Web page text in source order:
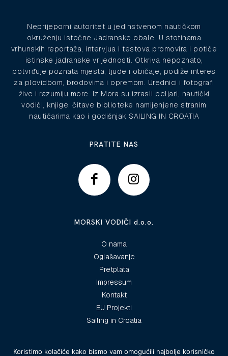
Neprijeporni autoritet u jedinstvenom nautičkom
okruženju istočne Jadranske obale. U stotinama
vrhunskih reportaža, intervjua i testova promovira i potiče
istinske jadranske vrijednosti. Otkriva nepoznato,
potvrđuje poznata mjesta, ljude i običaje, podiže interes
za plovidbom, brodovima i opremom. Urednici i fotografi
žive i razumiju more. Iz Mora su izrasli peljari, nautički
vodiči, knjige, čitave biblioteke namijenjene stranim
nautičarima kao i godišnjak SAILING IN CROATIA
PRATITE NAS
MORSKI VODIČI d.o.o.
O nama
Oglašavanje
Pretplata
Impressum
Kontakt
EU Projekti
Sailing in Croatia
Koristimo kolačiće kako bismo vam omogućili najbolje korisničko